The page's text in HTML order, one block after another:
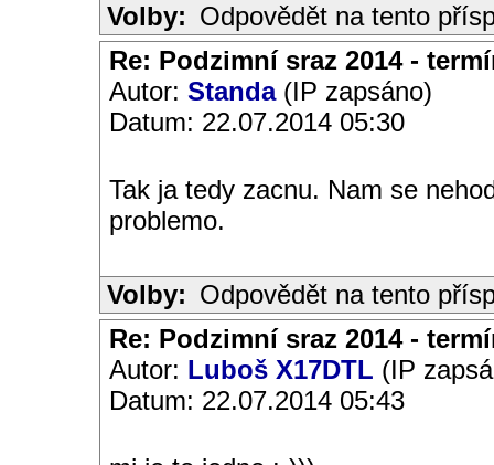
Volby: Odpovědět na tento
Re: Podzimní sraz 2014 -
Autor: Standa(IP zapsáno)
Datum: 22.07.2014 05:30
Tak ja tedy zacnu. Nam se
problemo.
Volby: Odpovědět na tento
Re: Podzimní sraz 2014 -
Autor: Luboš X17DTL (IP
Datum: 22.07.2014 05:43